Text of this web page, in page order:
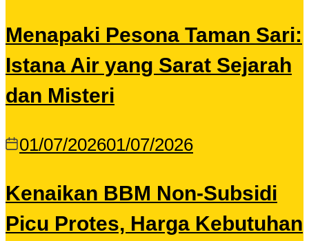
Menapaki Pesona Taman Sari:
Istana Air yang Sarat Sejarah
dan Misteri
01/07/202601/07/2026
Kenaikan BBM Non-Subsidi
Picu Protes, Harga Kebutuhan